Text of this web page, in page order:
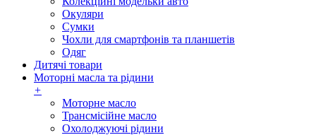
Окуляри
Сумки
Чохли для смартфонів та планшетів
Одяг
Дитячі товари
Моторні масла та рідини
+
Моторне масло
Трансмісійне масло
Охолоджуючі рідини